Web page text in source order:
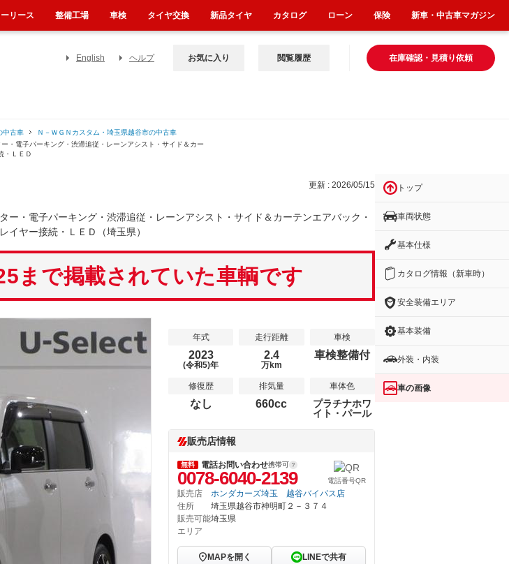
English ヘルプ 在庫確認・見積り依頼
お気に入り 閲覧履歴
中古車
Ｎ－ＷＧＮカスタム・埼玉県越谷市の中古車
・電子パーキング・渋滞追従・レーンアシスト・サイド＆カー
・ＬＥＤ
更新 : 2026/05/15
・電子パーキング・渋滞追従・レーンアシスト・サイド＆カーテンエアバック・
イヤー接続・ＬＥＤ（埼玉県）
まで掲載されていた車輌です
年式
2023
(令和5)年
走行距離
2.4
万km
車検
車検整備付
修復歴
なし
排気量
660cc
車体色
プラチナホワ
イト・パール
販売店情報
無料 電話お問い合わせ携帯可
0078-6040-2139 電話番号QR
販売店
ホンダカーズ埼玉 越谷バイパス店
住所
埼玉県越谷市神明町２－３７４
販売可能
エリア
埼玉県
MAPを開く LINEで共有
トップ
車両状態
基本仕様
カタログ情報（新車時）
安全装備エリア
基本装備
外装・内装
車の画像
リース 整備工場 車検 タイヤ交換 新品タイヤ カタログ ローン 保険 新車・中古車マガジン